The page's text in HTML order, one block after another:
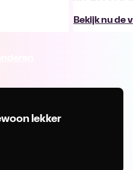
Bekijk nu de
lekker